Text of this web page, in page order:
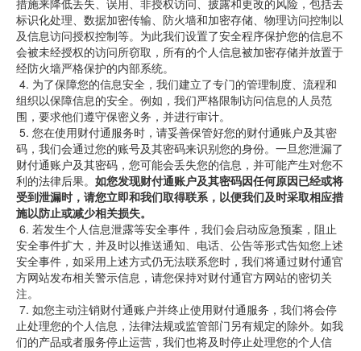
措施来降低丢失、误用、非授权访问、披露和更改的风险，包括去
标识化处理、数据加密传输、防火墙和加密存储、物理访问控制以
及信息访问授权控制等。为此我们设置了安全程序保护您的信息不
会被未经授权的访问所窃取，所有的个人信息被加密存储并放置于
经防火墙严格保护的内部系统。
4. 为了保障您的信息安全，我们建立了专门的管理制度、流程和
组织以保障信息的安全。例如，我们严格限制访问信息的人员范
围，要求他们遵守保密义务，并进行审计。
5. 您在使用财付通服务时，请妥善保管好您的财付通账户及其密
码，我们会通过您的账号及其密码来识别您的身份。一旦您泄漏了
财付通账户及其密码，您可能会丢失您的信息，并可能产生对您不
利的法律后果。 如您发现财付通账户及其密码因任何原因已经或将
受到泄漏时，请您立即和我们取得联系，以便我们及时采取相应措
施以防止或减少相关损失。
6. 若发生个人信息泄露等安全事件，我们会启动应急预案，阻止
安全事件扩大，并及时以推送通知、电话、公告等形式告知您上述
安全事件，如采用上述方式仍无法联系您时，我们将通过财付通官
方网站发布相关警示信息，请您保持对财付通官方网站的密切关
注。
7. 如您主动注销财付通账户并终止使用财付通服务，我们将会停
止处理您的个人信息，法律法规或监管部门另有规定的除外。如我
们的产品或者服务停止运营，我们也将及时停止处理您的个人信